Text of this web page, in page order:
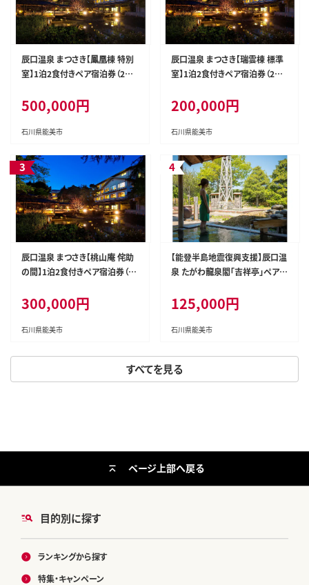
すべてを見る
辰口温泉 まつさき【鳳凰棟 特別
室】1泊2食付きペア宿泊券（2名
呂付（和室またはベッド付）
500,000円
石川県能美市
辰口温泉 まつさき【瑞雲棟 標準
室】1泊2食付きペア宿泊券（2名
200,000円
石川県能美市
辰口温泉 まつさき【桃山庵 侘助
の間】1泊2食付きペア宿泊券（2
洋室）
300,000円
石川県能美市
【能登半島地震復興支援】辰口温
泉 たがわ龍泉閣「吉祥亭」ペアー
125,000円
石川県能美市
目的別に探す
ランキングから探す
特集・キャンペーン
ページ上部へ戻る